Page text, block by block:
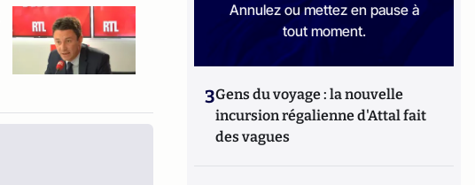
Annulez ou mettez en pause à
tout moment.
3Gens du voyage : la nouvelle
incursion régalienne d'Attal fait
des vagues